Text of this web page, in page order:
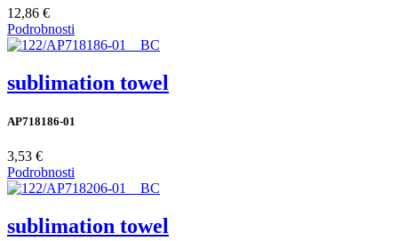
12,86 €
Podrobnosti
sublimation towel
AP718186-01
3,53 €
Podrobnosti
sublimation towel